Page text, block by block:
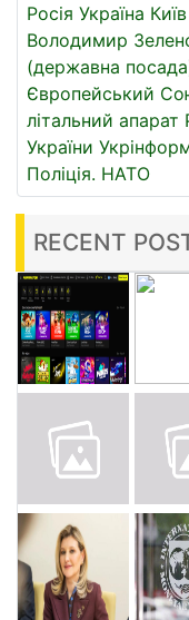
Росія Україна Київ
Володимир
(державна
Європейський
літальний апарат
України
Поліція. НАТО
RECENT